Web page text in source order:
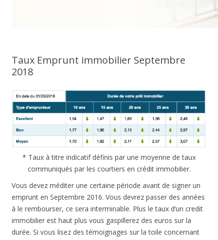
Taux Emprunt immobilier Septembre
2018
* Taux à titre indicatif définis par une moyenne de taux
communiqués par les courtiers en crédit immobilier.
Vous devez méditer une certaine période avant de signer un
emprunt en Septembre 2016. Vous devrez passer des années
à le rembourser, ce sera interminable. Plus le taux d’un credit
immobilier est haut plus vous gaspillerez des euros sur la
durée. Si vous lisez des témoignages sur la toile concernant